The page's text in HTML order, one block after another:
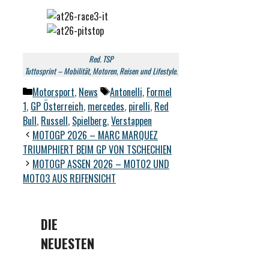
Red. TSP
Tuttosprint – Mobilität, Motoren, Reisen und Lifestyle.
Kategorien
Motorsport, News Schlagwörter
Antonelli, Formel
1, GP Österreich, mercedes, pirelli, Red
Bull, Russell, Spielberg,Verstappen
MOTOGP 2026 – MARC MARQUEZ
TRIUMPHIERT BEIM GP VON TSCHECHIEN
MOTOGP ASSEN 2026 – MOTO2 UND
MOTO3 AUS REIFENSICHT
DIE
NEUESTEN